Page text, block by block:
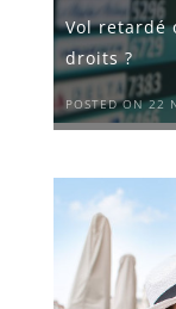
Vol retardé
droits ?
POSTED ON 22